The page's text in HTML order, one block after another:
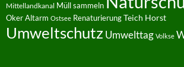
Mittellandkanal Müll sammeln
Oker Altarm Ostsee RenaturierungTeich Horst
Umweltschutz Umwelttag Volkse